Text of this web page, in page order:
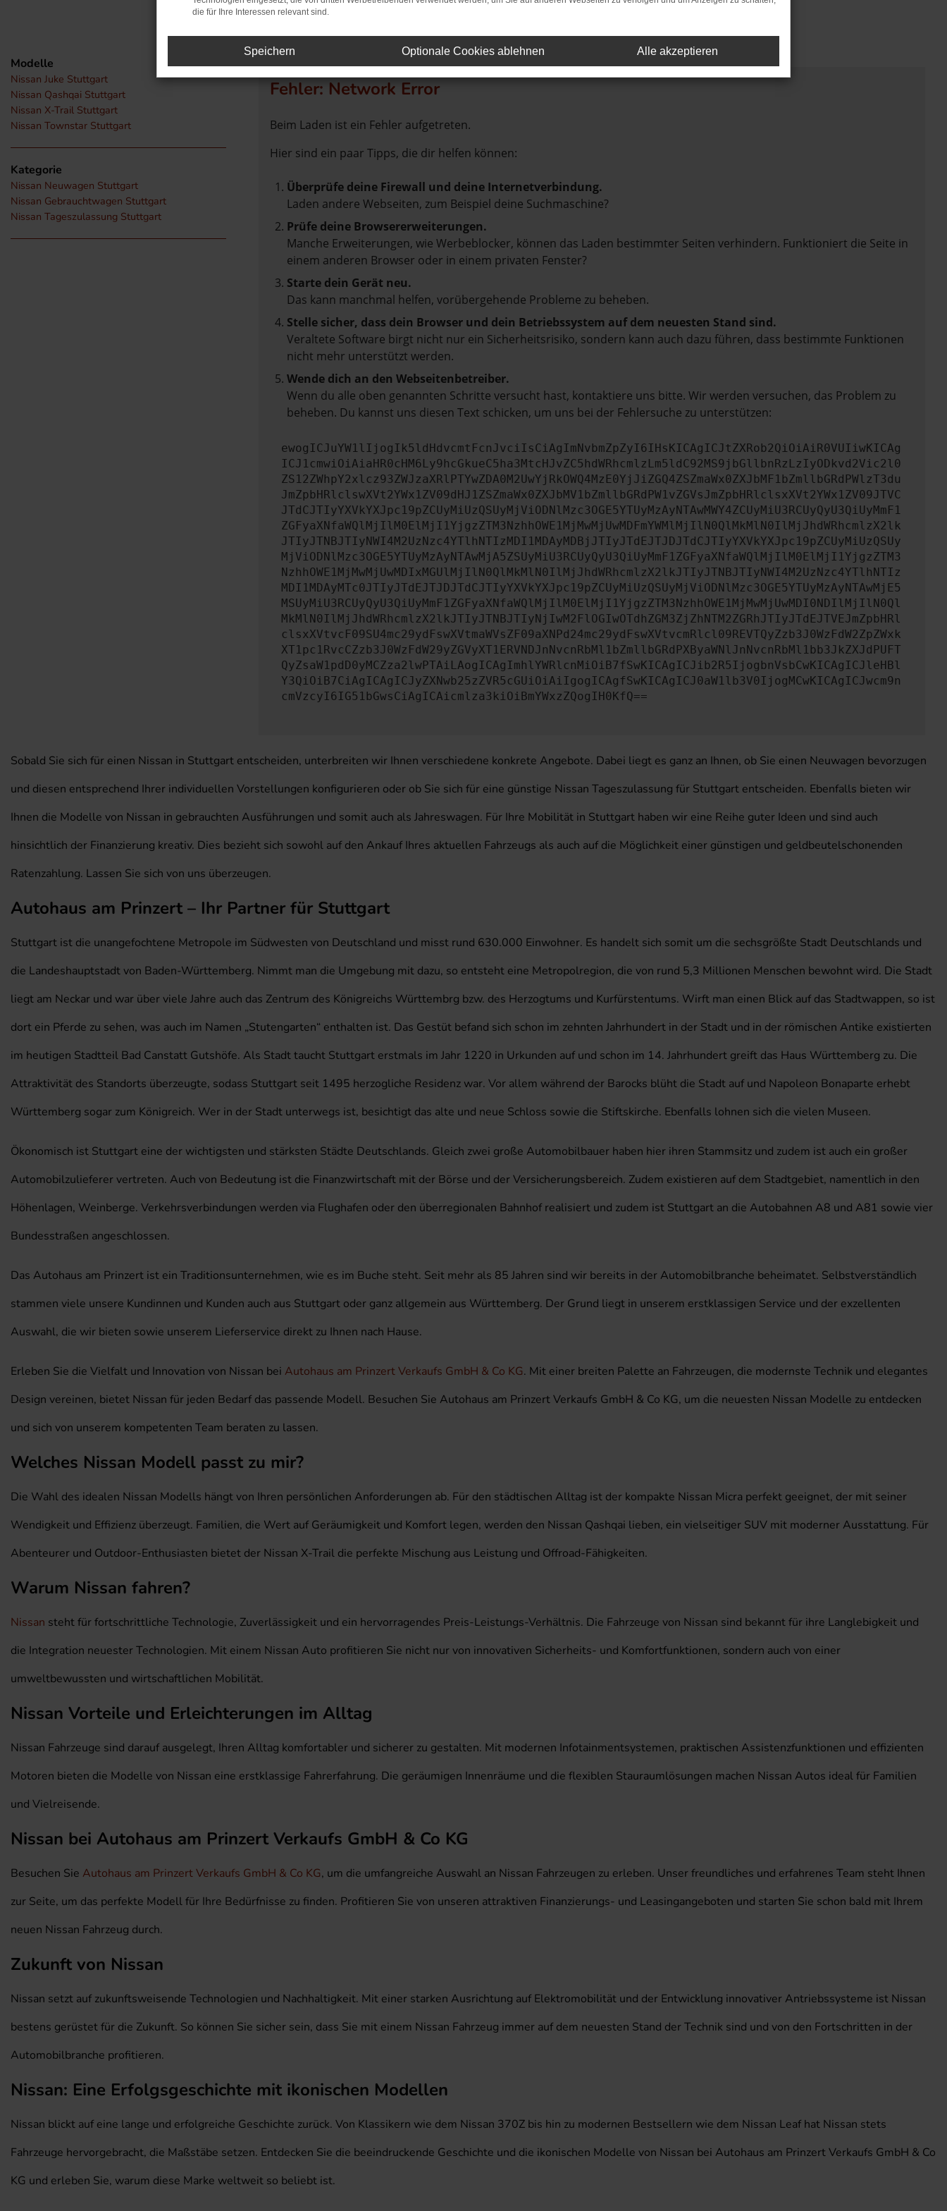
Modelle
Nissan Juke Stuttgart
Nissan Qashqai Stuttgart
Nissan X-Trail Stuttgart
Nissan Townstar Stuttgart
Kategorie
Nissan Neuwagen Stuttgart
Nissan Gebrauchtwagen Stuttgart
Nissan Tageszulassung Stuttgart
Fehler: Network Error
Beim Laden ist ein Fehler aufgetreten.
Hier sind ein paar Tipps, die dir helfen können:
Überprüfe deine Firewall und deine Internetverbindung.
Laden andere Webseiten, zum Beispiel deine Suchmaschine?
Prüfe deine Browsererweiterungen.
Manche Erweiterungen, wie Werbeblocker, können das Laden bestimmter Seiten verhindern. Funktioniert die Seite in
einem anderen Browser oder in einem privaten Fenster?
Starte dein Gerät neu.
Das kann manchmal helfen, vorübergehende Probleme zu beheben.
Stelle sicher, dass dein Browser und dein Betriebssystem auf dem neuesten Stand sind.
Veraltete Software birgt nicht nur ein Sicherheitsrisiko, sondern kann auch dazu führen, dass bestimmte Funktionen
nicht mehr unterstützt werden.
Wende dich an den Webseitenbetreiber.
Wenn du alle oben genannten Schritte versucht hast, kontaktiere uns bitte. Wir werden versuchen, das Problem zu
beheben. Du kannst uns diesen Text schicken, um uns bei der Fehlersuche zu unterstützen:
ewogICJuYW1lIjogIk5ldHdvcmtFcnJvciIsCiAgImNvbmZpZyI6IHsKICAgICJtZXRob2QiOiAiR0VUIiwKICAg
ICJ1cmwiOiAiaHR0cHM6Ly9hcGkueC5ha3MtcHJvZC5hdWRhcmlzLm5ldC92MS9jbGllbnRzLzIyODkvd2Vic2l0
ZS12ZWhpY2xlcz93ZWJzaXRlPTYwZDA0M2UwYjRkOWQ4MzE0YjJiZGQ4ZSZmaWx0ZXJbMF1bZmllbGRdPWlzT3du
JmZpbHRlclswXVt2YWx1ZV09dHJ1ZSZmaWx0ZXJbMV1bZmllbGRdPW1vZGVsJmZpbHRlclsxXVt2YWx1ZV09JTVC
JTdCJTIyYXVkYXJpc19pZCUyMiUzQSUyMjViODNlMzc3OGE5YTUyMzAyNTAwMWY4ZCUyMiU3RCUyQyU3QiUyMmF1
ZGFyaXNfaWQlMjIlM0ElMjI1YjgzZTM3NzhhOWE1MjMwMjUwMDFmYWMlMjIlN0QlMkMlN0IlMjJhdWRhcmlzX2lk
JTIyJTNBJTIyNWI4M2UzNzc4YTlhNTIzMDI1MDAyMDBjJTIyJTdEJTJDJTdCJTIyYXVkYXJpc19pZCUyMiUzQSUy
MjViODNlMzc3OGE5YTUyMzAyNTAwMjA5ZSUyMiU3RCUyQyU3QiUyMmF1ZGFyaXNfaWQlMjIlM0ElMjI1YjgzZTM3
NzhhOWE1MjMwMjUwMDIxMGUlMjIlN0QlMkMlN0IlMjJhdWRhcmlzX2lkJTIyJTNBJTIyNWI4M2UzNzc4YTlhNTIz
MDI1MDAyMTc0JTIyJTdEJTJDJTdCJTIyYXVkYXJpc19pZCUyMiUzQSUyMjViODNlMzc3OGE5YTUyMzAyNTAwMjE5
MSUyMiU3RCUyQyU3QiUyMmF1ZGFyaXNfaWQlMjIlM0ElMjI1YjgzZTM3NzhhOWE1MjMwMjUwMDI0NDIlMjIlN0Ql
MkMlN0IlMjJhdWRhcmlzX2lkJTIyJTNBJTIyNjIwM2FlOGIwOTdhZGM3ZjZhNTM2ZGRhJTIyJTdEJTVEJmZpbHRl
clsxXVtvcF09SU4mc29ydFswXVtmaWVsZF09aXNPd24mc29ydFswXVtvcmRlcl09REVTQyZzb3J0WzFdW2ZpZWxk
XT1pc1RvcCZzb3J0WzFdW29yZGVyXT1ERVNDJnNvcnRbMl1bZmllbGRdPXByaWNlJnNvcnRbMl1bb3JkZXJdPUFT
QyZsaW1pdD0yMCZza2lwPTAiLAogICAgImhlYWRlcnMiOiB7fSwKICAgICJib2R5IjogbnVsbCwKICAgICJleHBl
Y3QiOiB7CiAgICAgICJyZXNwb25zZVR5cGUiOiAiIgogICAgfSwKICAgICJ0aW1lb3V0IjogMCwKICAgICJwcm9n
cmVzcyI6IG51bGwsCiAgICAicmlza3kiOiBmYWxzZQogIH0KfQ==
Sobald Sie sich für einen Nissan in Stuttgart entscheiden, unterbreiten wir Ihnen verschiedene konkrete Angebote. Dabei liegt es ganz an Ihnen, ob Sie einen Neuwagen bevorzugen
und diesen entsprechend Ihrer individuellen Vorstellungen konfigurieren oder ob Sie sich für eine günstige Nissan Tageszulassung für Stuttgart entscheiden. Ebenfalls bieten wir
Ihnen die Modelle von Nissan in gebrauchten Ausführungen und somit auch als Jahreswagen. Für Ihre Mobilität in Stuttgart haben wir eine Reihe guter Ideen und sind auch
hinsichtlich der Finanzierung kreativ. Dies bezieht sich sowohl auf den Ankauf Ihres aktuellen Fahrzeugs als auch auf die Möglichkeit einer günstigen und geldbeutelschonenden
Ratenzahlung. Lassen Sie sich von uns überzeugen.
Autohaus am Prinzert – Ihr Partner für Stuttgart
Stuttgart ist die unangefochtene Metropole im Südwesten von Deutschland und misst rund 630.000 Einwohner. Es handelt sich somit um die sechsgrößte Stadt Deutschlands und
die Landeshauptstadt von Baden-Württemberg. Nimmt man die Umgebung mit dazu, so entsteht eine Metropolregion, die von rund 5,3 Millionen Menschen bewohnt wird. Die Stadt
liegt am Neckar und war über viele Jahre auch das Zentrum des Königreichs Württembrg bzw. des Herzogtums und Kurfürstentums. Wirft man einen Blick auf das Stadtwappen, so ist
dort ein Pferde zu sehen, was auch im Namen „Stutengarten“ enthalten ist. Das Gestüt befand sich schon im zehnten Jahrhundert in der Stadt und in der römischen Antike existierten
im heutigen Stadtteil Bad Canstatt Gutshöfe. Als Stadt taucht Stuttgart erstmals im Jahr 1220 in Urkunden auf und schon im 14. Jahrhundert greift das Haus Württemberg zu. Die
Attraktivität des Standorts überzeugte, sodass Stuttgart seit 1495 herzogliche Residenz war. Vor allem während der Barocks blüht die Stadt auf und Napoleon Bonaparte erhebt
Württemberg sogar zum Königreich. Wer in der Stadt unterwegs ist, besichtigt das alte und neue Schloss sowie die Stiftskirche. Ebenfalls lohnen sich die vielen Museen.
Ökonomisch ist Stuttgart eine der wichtigsten und stärksten Städte Deutschlands. Gleich zwei große Automobilbauer haben hier ihren Stammsitz und zudem ist auch ein großer
Automobilzulieferer vertreten. Auch von Bedeutung ist die Finanzwirtschaft mit der Börse und der Versicherungsbereich. Zudem existieren auf dem Stadtgebiet, namentlich in den
Höhenlagen, Weinberge. Verkehrsverbindungen werden via Flughafen oder den überregionalen Bahnhof realisiert und zudem ist Stuttgart an die Autobahnen A8 und A81 sowie vier
Bundesstraßen angeschlossen.
Das Autohaus am Prinzert ist ein Traditionsunternehmen, wie es im Buche steht. Seit mehr als 85 Jahren sind wir bereits in der Automobilbranche beheimatet. Selbstverständlich
stammen viele unsere Kundinnen und Kunden auch aus Stuttgart oder ganz allgemein aus Württemberg. Der Grund liegt in unserem erstklassigen Service und der exzellenten
Auswahl, die wir bieten sowie unserem Lieferservice direkt zu Ihnen nach Hause.
Erleben Sie die Vielfalt und Innovation von Nissan bei Autohaus am Prinzert Verkaufs GmbH & Co KG. Mit einer breiten Palette an Fahrzeugen, die modernste Technik und elegantes
Design vereinen, bietet Nissan für jeden Bedarf das passende Modell. Besuchen Sie Autohaus am Prinzert Verkaufs GmbH & Co KG, um die neuesten Nissan Modelle zu entdecken
und sich von unserem kompetenten Team beraten zu lassen.
Welches Nissan Modell passt zu mir?
Die Wahl des idealen Nissan Modells hängt von Ihren persönlichen Anforderungen ab. Für den städtischen Alltag ist der kompakte Nissan Micra perfekt geeignet, der mit seiner
Wendigkeit und Effizienz überzeugt. Familien, die Wert auf Geräumigkeit und Komfort legen, werden den Nissan Qashqai lieben, ein vielseitiger SUV mit moderner Ausstattung. Für
Abenteurer und Outdoor-Enthusiasten bietet der Nissan X-Trail die perfekte Mischung aus Leistung und Offroad-Fähigkeiten.
Warum Nissan fahren?
Nissan steht für fortschrittliche Technologie, Zuverlässigkeit und ein hervorragendes Preis-Leistungs-Verhältnis. Die Fahrzeuge von Nissan sind bekannt für ihre Langlebigkeit und
die Integration neuester Technologien. Mit einem Nissan Auto profitieren Sie nicht nur von innovativen Sicherheits- und Komfortfunktionen, sondern auch von einer
umweltbewussten und wirtschaftlichen Mobilität.
Nissan Vorteile und Erleichterungen im Alltag
Nissan Fahrzeuge sind darauf ausgelegt, Ihren Alltag komfortabler und sicherer zu gestalten. Mit modernen Infotainmentsystemen, praktischen Assistenzfunktionen und effizienten
Motoren bieten die Modelle von Nissan eine erstklassige Fahrerfahrung. Die geräumigen Innenräume und die flexiblen Stauraumlösungen machen Nissan Autos ideal für Familien
und Vielreisende.
Nissan bei Autohaus am Prinzert Verkaufs GmbH & Co KG
Besuchen Sie Autohaus am Prinzert Verkaufs GmbH & Co KG, um die umfangreiche Auswahl an Nissan Fahrzeugen zu erleben. Unser freundliches und erfahrenes Team steht Ihnen
zur Seite, um das perfekte Modell für Ihre Bedürfnisse zu finden. Profitieren Sie von unseren attraktiven Finanzierungs- und Leasingangeboten und starten Sie schon bald mit Ihrem
neuen Nissan Fahrzeug durch.
Zukunft von Nissan
Nissan setzt auf zukunftsweisende Technologien und Nachhaltigkeit. Mit einer starken Ausrichtung auf Elektromobilität und der Entwicklung innovativer Antriebssysteme ist Nissan
bestens gerüstet für die Zukunft. So können Sie sicher sein, dass Sie mit einem Nissan Fahrzeug immer auf dem neuesten Stand der Technik sind und von den Fortschritten in der
Automobilbranche profitieren.
Nissan: Eine Erfolgsgeschichte mit ikonischen Modellen
Nissan blickt auf eine lange und erfolgreiche Geschichte zurück. Von Klassikern wie dem Nissan 370Z bis hin zu modernen Bestsellern wie dem Nissan Leaf hat Nissan stets
Fahrzeuge hervorgebracht, die Maßstäbe setzen. Entdecken Sie die beeindruckende Geschichte und die ikonischen Modelle von Nissan bei Autohaus am Prinzert Verkaufs GmbH & Co
KG und erleben Sie, warum diese Marke weltweit so beliebt ist.
die für Ihre Interessen relevant sind.
Speichern Optionale Cookies ablehnen Alle akzeptieren